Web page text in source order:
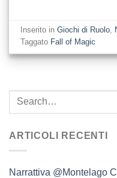
Inserito inGiochi di Ruolo,
Taggato Fall of Magic
ARTICOLI RECENTI
Narrattiva @Montelago